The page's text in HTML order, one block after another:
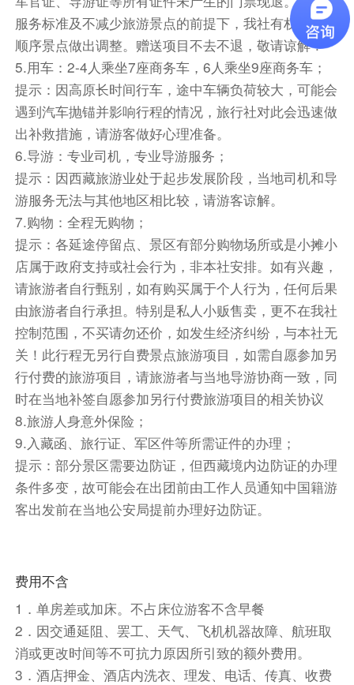
2. High altitude sickness: Do not engage in vigorous
exercise on the day of arrival in Lhasa, and do not
take a shower that night to prevent catching a
cold.Do not drink alcohol.Drink plenty of water and
eat fruits, do not eat too much.Take more rest and
bring your own ginseng lozenges or health
supplements such as Rhodiola and Gaoyuan An to
alleviate altitude sickness.Following the
arrangements of travel agency staff and tour
guides,avoiding outdoor activities as much as
possible, maintaining a normal mindset and
sufficient rest are the best methods to prevent
altitude sickness.If you are feeling unwell, go to the
hospital for treatment in a timely manner.
餐饮
住宿
拉萨 Lhasa
第2天 拉萨市内游：大昭寺-色拉寺-八廓街
（Jokhang Temple-Sera Monastery-Barkhor
street）
服务标准及不减少旅游景点的前提下，我社有权对行程
顺序景点做出调整。赠送项目不去不退，敬请谅解！
5.用车：2-4人乘坐7座商务车，6人乘坐9座商务车；
提示：因高原长时间行车，途中车辆负荷较大，可能会
遇到汽车抛锚并影响行程的情况，旅行社对此会迅速做
出补救措施，请游客做好心理准备。
6.导游：专业司机，专业导游服务；
提示：因西藏旅游业处于起步发展阶段，当地司机和导
游服务无法与其他地区相比较，请游客谅解。
7.购物 ：全程无购物；
提示：各延途停留点、景区有部分购物场所或是小摊小
店属于政府支持或社会行为，非本社安排。如有兴趣，
请旅游者自行甄别，如有购买属于个人行为，任何后果
由旅游者自行承担。特别是私人小贩售卖，更不在我社
控制范围，不买请勿还价，如发生经济纠纷，与本社无
关！此行程无另行自费景点旅游项目，如需自愿参加另
行付费的旅游项目，请旅游者与当地导游协商一致，同
时在当地补签自愿参加另行付费旅游项目的相关协议
8.旅游人身意外保险；
9.入藏函、旅行证、军区件等所需证件的办理；
提示： 部分景区需要边防证，但西藏境内边防证的办理
条件多变，故可能会在出团前由工作人员通知中国籍游
客出发前在当地公安局提前办理好边防证。
费用不含
1．单房差或加床。不占床位游客不含早餐
2．因交通延阻、罢工、天气、飞机机器故障、航班取
消或更改时间等不可抗力原因所引致的额外费用。
3．酒店押金、酒店内洗衣、理发、电话、传真、收费